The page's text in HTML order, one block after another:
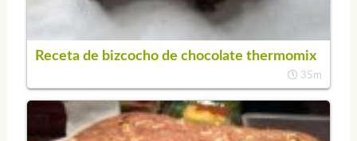
Receta de bizcocho de chocolate thermomix
35m